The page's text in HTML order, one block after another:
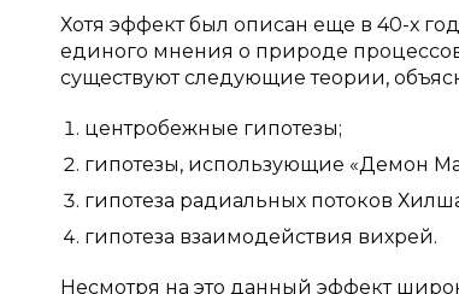
Хотя эффект был описан еще в 40-х
единого мнения о природе
существуют следующие теории,
центробежные гипотезы;
гипотезы, использующие «Демон
гипотеза радиальных потоков
гипотеза взаимодействия вихрей.
Несмотря на это данный эффект